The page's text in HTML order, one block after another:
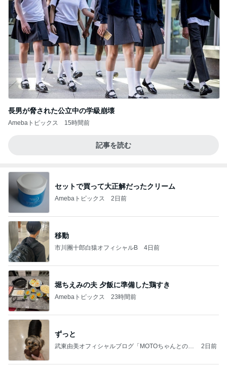
長男が脅された公立中の学級崩壊
Amebaトピックス 15時間前
記事を読む
セットで買って大正解だったクリーム
Amebaトピックス 2日前
移動
市川團十郎白猿オフィシャルB 4日前
堀ちえみの夫 夕飯に準備した鶏すき
Amebaトピックス 23時間前
ずっと
武東由美オフィシャルブログ「MOTOちゃんとのは
2日前